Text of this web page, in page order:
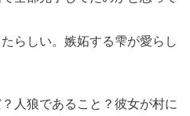
らしい。嫉妬する雫が愛らし
人狼であること？彼女が村に